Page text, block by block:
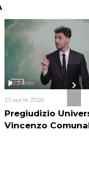
Pregiudizio
Vincenzo
7 min
23 aprile 2026